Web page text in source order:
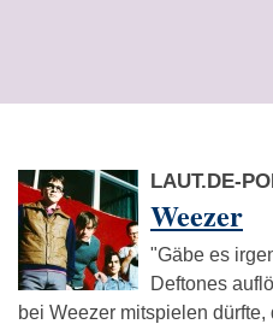
LAUT.DE-
Weezer
"Gäbe es
Deftones
bei Weezer mitspielen